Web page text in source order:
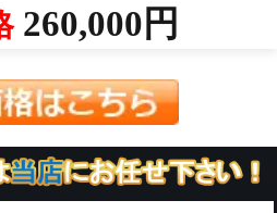
260,000円